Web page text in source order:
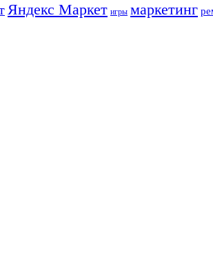
Яндекс Маркет игры маркетинг